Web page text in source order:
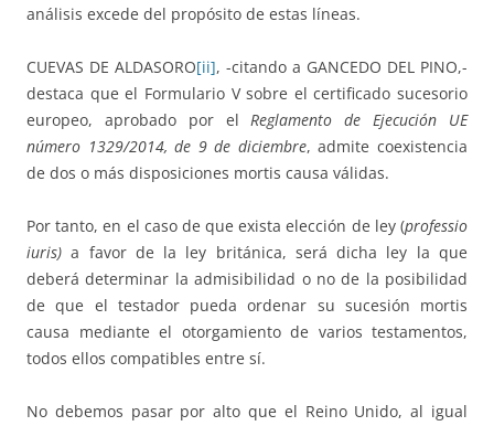
análisis excede del propósito de estas líneas.
CUEVAS DE ALDASORO[ii], -citando a GANCEDO DEL PINO,-
destaca que el Formulario V sobre el certificado sucesorio
europeo, aprobado por elReglamento de Ejecución UE
número 1329/2014, de 9 de diciembre, admite coexistencia
de dos o más disposiciones mortis causa válidas.
Por tanto, en el caso de que exista elección de ley (professio
iuris)a favor de la ley británica, será dicha ley la que
deberá determinar la admisibilidad o no de la posibilidad
de que el testador pueda ordenar su sucesión mortis
causa mediante el otorgamiento de varios testamentos,
todos ellos compatibles entre sí.
No debemos pasar por alto que el Reino Unido, al igual